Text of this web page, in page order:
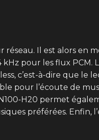
Il est alors en
pour les flux PCM.
c’est-à-dire que le
pour l’écoute de
H20 permet
préférées. Enfin,